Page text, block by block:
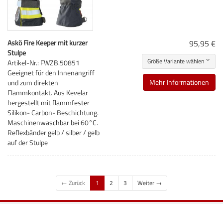
Askö Fire Keeper mit kurzer
Stulpe
Artikel-Nr.: FWZB.50851
Geeignet für den Innenangriff
und zum direkten
Flammkontakt. Aus Kevelar
hergestellt mit flammfester
Silikon- Carbon- Beschichtung.
Maschinenwaschbar bei 60°C.
Reflexbänder gelb / silber / gelb
auf der Stulpe
95,95 €
Größe Variante wählen
Mehr Informationen
← Zurück 1 2 3 Weiter →